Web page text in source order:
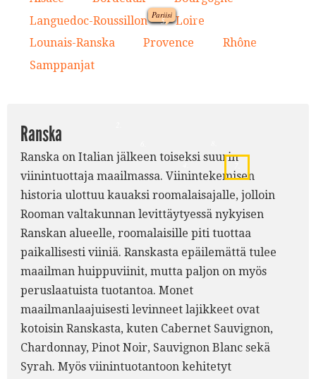
Pariisi
1.
9.
Languedoc-Roussillon 5. Loire
Lounais-Ranska Provence Rhône
Samppanjat
Ranska
Ranska on Italian jälkeen toiseksi suurin
viinintuottaja maailmassa. Viinintekemisen
historia ulottuu kauaksi roomalaisajalle, jolloin
Rooman valtakunnan levittäytyessä nykyisen
Ranskan alueelle, roomalaisille piti tuottaa
paikallisesti viiniä. Ranskasta epäilemättä tulee
maailman huippuviinit, mutta paljon on myös
peruslaatuista tuotantoa. Monet
maailmanlaajuisesti levinneet lajikkeet ovat
kotoisin Ranskasta, kuten Cabernet Sauvignon,
Chardonnay, Pinot Noir, Sauvignon Blanc sekä
Syrah. Myös viinintuotantoon kehitetyt